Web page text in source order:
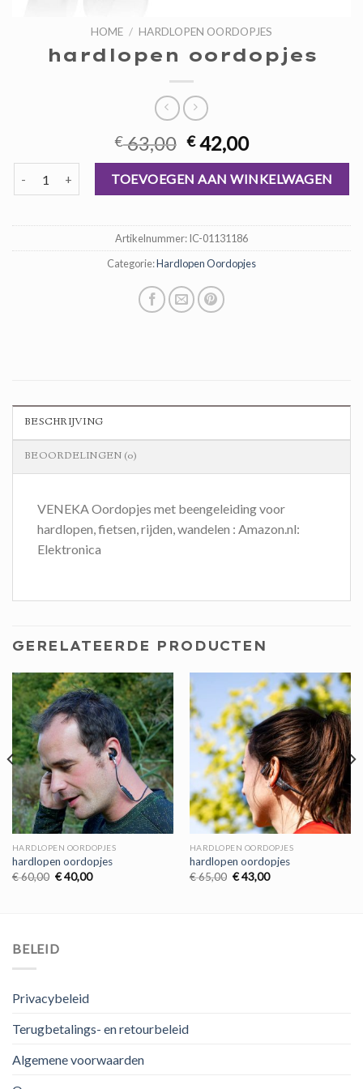
HOME / HARDLOPEN OORDOPJES
hardlopen oordopjes
€63,00 Oorspronkelijke
prijs
was:
€ 63,00.
€42,00Huidige
prijs
is:
€ 42,00.
hardlopen oordopjes aantalTOEVOEGEN AAN WINKELWAGEN
Artikelnummer:IC-01131186
Categorie:Hardlopen Oordopjes
BESCHRIJVING
BEOORDELINGEN (0)
VENEKA Oordopjes met beengeleiding voor
hardlopen, fietsen, rijden, wandelen : Amazon.nl:
Elektronica
GERELATEERDE PRODUCTEN
HARDLOPEN OORDOPJES
hardlopen oordopjes
€60,00 Oorspronkelijke
€40,00Huidige
HARDLOPEN OORDOPJES
hardlopen oordopjes
€65,00 Oorspronkelijke
€43,00Huidige
BELEID
Privacybeleid
Terugbetalings- en retourbeleid
Algemene voorwaarden